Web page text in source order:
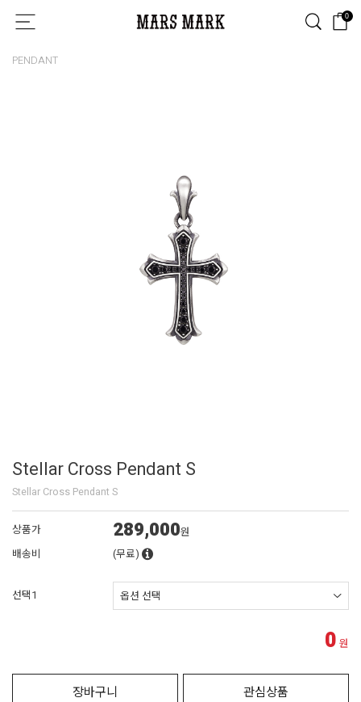
0
PENDANT
Stellar Cross Pendant S
Stellar Cross Pendant S
상품가 289,000원
배송비
(무료)
선택1
0 원
장바구니 관심상품